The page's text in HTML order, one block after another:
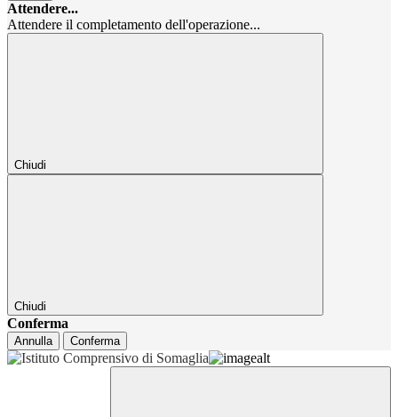
Attendere...
Attendere il completamento dell'operazione...
Chiudi
Chiudi
Conferma
Annulla Conferma